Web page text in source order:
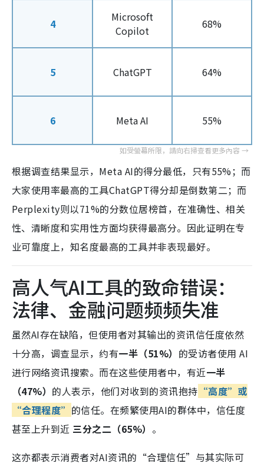
4
Microsoft
Copilot
68%
5 ChatGPT 64%
6 Meta AI 55%
根据调查结果显示，Meta AI的得分最低，只有55%；而
大家使用率最高的工具ChatGPT得分却是倒数第二；而
Perplexity则以71%的分数位居榜首，在准确性、相关
性、清晰度和实用性方面均获得最高分。因此证明在专
业可靠度上，知名度最高的工具并非表现最好。
高人气AI工具的致命错误：
法律、金融问题频频失准
虽然AI存在缺陷，但使用者对其输出的资讯信任度依然
十分高，调查显示，约有一半（51%） 的受访者使用 AI
进行网络资讯搜索。而在这些使用者中，有近一半
（47%） 的人表示，他们对收到的资讯抱持 “高度”或
“合理程度” 的信任。 在频繁使用AI的群体中，信任度
甚至上升到近 三分之二（65%） 。
这亦都表示消费者对AI资讯的“合理信任”与其实际可